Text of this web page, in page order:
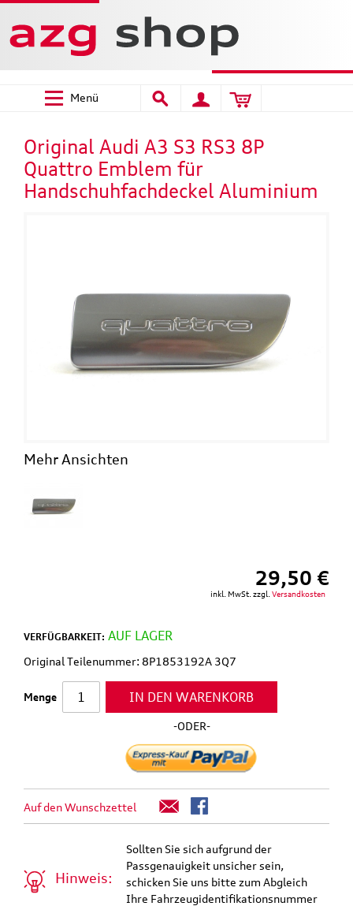
Menü
Original Audi A3 S3 RS3 8P
Quattro Emblem für
Handschuhfachdeckel Aluminium
Mehr Ansichten
29,50 €
inkl. MwSt. zzgl. Versandkosten
VERFÜGBARKEIT: AUF LAGER
Original Teilenummer: 8P1853192A 3Q7
Menge IN DEN WARENKORB
-ODER-
Auf den Wunschzettel
Hinweis:
Sollten Sie sich aufgrund der
Passgenauigkeit unsicher sein,
schicken Sie uns bitte zum Abgleich
Ihre Fahrzeugidentifikationsnummer